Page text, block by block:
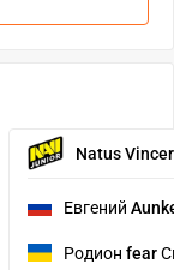
Natus
Евгений
Родион fear